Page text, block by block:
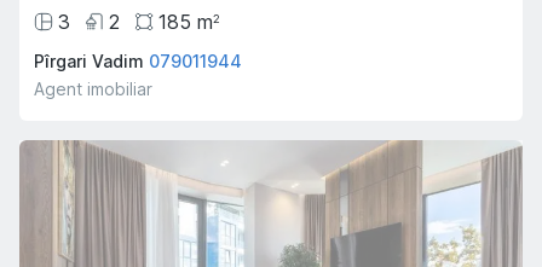
3
2 185 m2
Pîrgari Vadim 079011944
Agent imobiliar